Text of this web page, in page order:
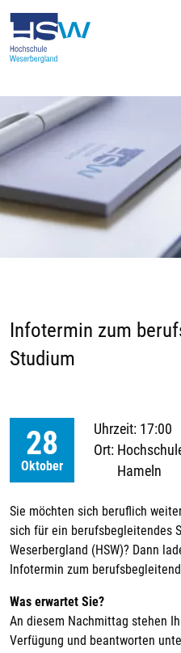
Infotermin zum
Studium
28
Oktober
Uhrzeit: 17:00
Ort:
Hameln
Sie möchten sich beruflich
sich für ein berufsbegleitendes
Weserbergland (HSW)? Dann
Infotermin zum
Was erwartet Sie?
An diesem Nachmittag stehen
Verfügung und beantworten